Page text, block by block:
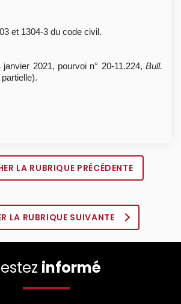
et 1304-3 du code civil.
2021, pourvoi n° 20-11.224, Bull.
LA RUBRIQUE PRÉCÉDENTE
LA RUBRIQUE SUIVANTE
informé